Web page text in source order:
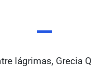
lágrimas, Grecia